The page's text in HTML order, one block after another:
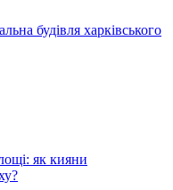
будівля харківського
як кияни